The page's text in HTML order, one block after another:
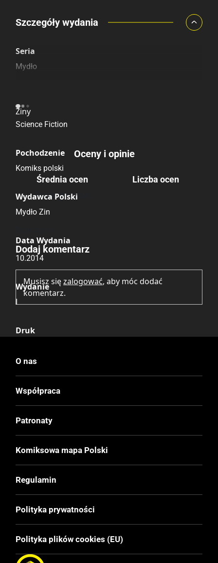
Nikola Kucharska
Paweł Dycha
Paweł Koller
Sara Huening
Szymon Szelc
Tomasz Marcinkiewicz
Weronika Banasińska
Wojciech Popiel
Łukasz Muniowski
Kinga Janiak
Krystyna Kieł
Łukasz Kowalczuk
Marcin Kurowski
Marcel Wojdyło
Natalia Jura
Nikola Kucharska
Paulina Kakuba
Paweł Dycha
Paweł Koller
Piotr Wymysłowski
Sara Huening
Szymon Szelc
Hultajski Bigos
Tomasz Marcinkiewicz
Weronika Banasińska
Porównaj ceny
Szczegóły wydania
Seria
Mydło
Ziny
Science Fiction
Pochodzenie
Komiks polski
Wydawca Polski
Mydło Zin
Data Wydania
10.2014
Wydanie
I
Druk
Oprawa
Miękka
Format
105x148 mm
162
Cena Okładkowa
Oceny i opinie
Średnia ocen
Brak głosów
Liczba ocen
Dodaj komentarz
Musisz sięzalogować, aby móc dodać
komentarz.
O nas
Współpraca
Patronaty
Komiksowa mapa Polski
Regulamin
Polityka prywatności
Polityka plików cookies (EU)